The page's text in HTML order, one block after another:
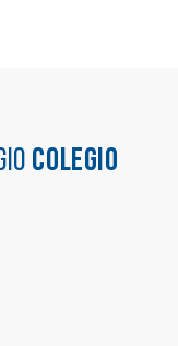
COLEGIO